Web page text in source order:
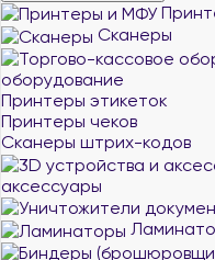
Сканеры
оборудование
Принтеры этикеток
Принтеры чеков
Сканеры штрих-кодов
аксессуары